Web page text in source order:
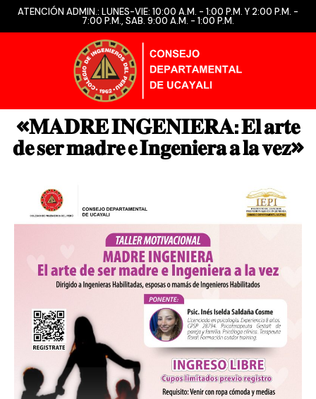
ATENCIÓN ADMIN.: LUNES-VIE: 10:00 A.M. - 1:00 P.M. Y 2:00 P.M. -
7:00 P.M., SAB. 9:00 A.M. - 1:00 P.M.
«𝐌𝐀𝐃𝐑𝐄 𝐈𝐍𝐆𝐄𝐍𝐈𝐄𝐑𝐀: 𝐄𝐥 𝐚𝐫𝐭𝐞
𝐝𝐞 𝐬𝐞𝐫 𝐦𝐚𝐝𝐫𝐞 𝐞 𝐈𝐧𝐠𝐞𝐧𝐢𝐞𝐫𝐚 𝐚 𝐥𝐚 𝐯𝐞𝐳»